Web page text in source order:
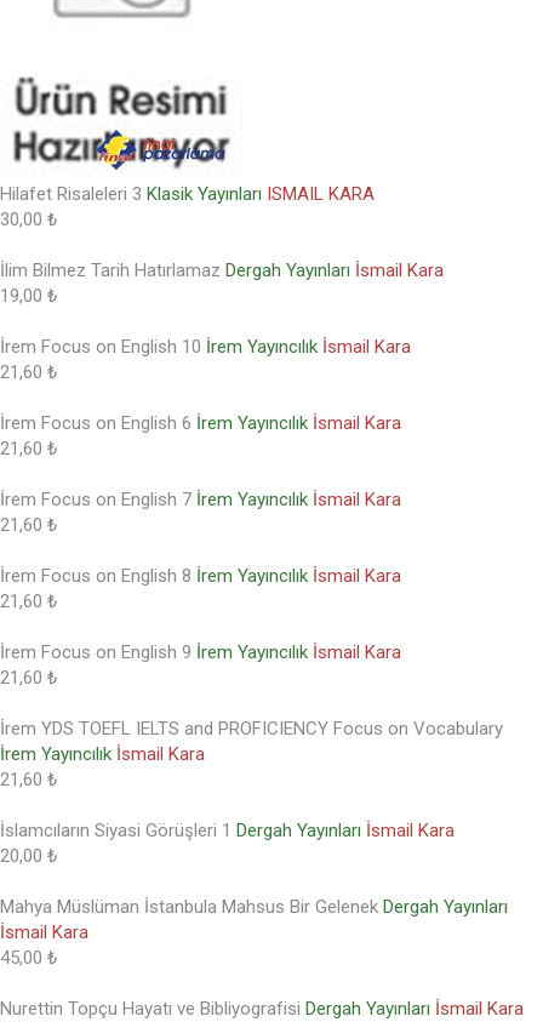
Hilafet Risaleleri 3 Klasik Yayınları ISMAIL KARA
30,00 ₺
İlim Bilmez Tarih Hatırlamaz Dergah Yayınları İsmail Kara
19,00 ₺
İrem Focus on English 10 İrem Yayıncılık İsmail Kara
21,60 ₺
İrem Focus on English 6 İrem Yayıncılık İsmail Kara
21,60 ₺
İrem Focus on English 7 İrem Yayıncılık İsmail Kara
21,60 ₺
İrem Focus on English 8 İrem Yayıncılık İsmail Kara
21,60 ₺
İrem Focus on English 9 İrem Yayıncılık İsmail Kara
21,60 ₺
İrem YDS TOEFL IELTS and PROFICIENCY Focus on Vocabulary
İrem Yayıncılık İsmail Kara
21,60 ₺
İslamcıların Siyasi Görüşleri 1 Dergah Yayınları İsmail Kara
20,00 ₺
Mahya Müslüman İstanbula Mahsus Bir Gelenek Dergah Yayınları
İsmail Kara
45,00 ₺
Nurettin Topçu Hayatı ve Bibliyografisi Dergah Yayınları İsmail Kara